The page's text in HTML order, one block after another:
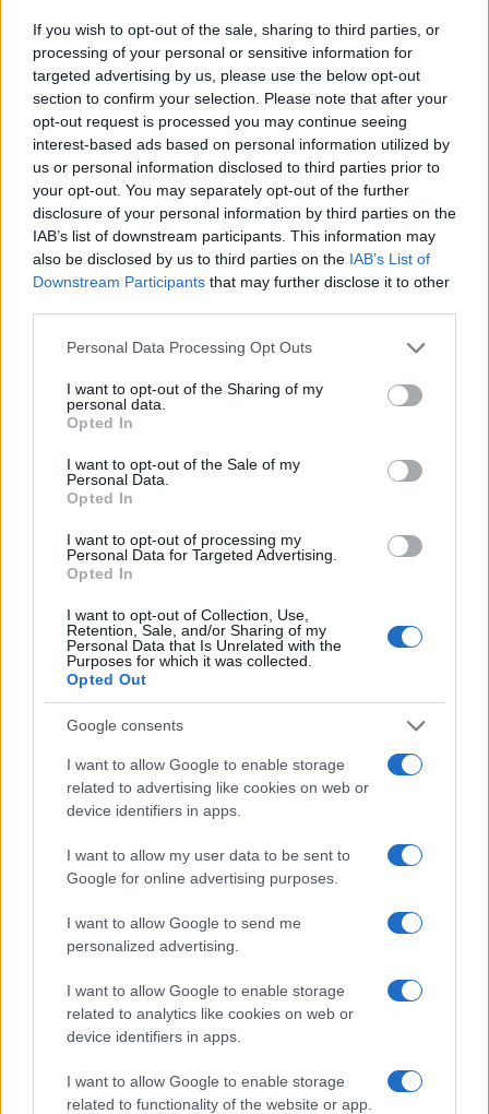
If you wish to opt-out of the sale, sharing to third parties, or
processing of your personal or sensitive information for
targeted advertising by us, please use the below opt-out
section to confirm your selection. Please note that after your
opt-out request is processed you may continue seeing
interest-based ads based on personal information utilized by
us or personal information disclosed to third parties prior to
your opt-out. You may separately opt-out of the further
disclosure of your personal information by third parties on the
IAB’s list of downstream participants. This information may
also be disclosed by us to third parties on the IAB’s List of
Downstream Participants that may further disclose it to other
Please note that this website/app uses one or more Google
not limited to your visit or usage behaviour. You may click to
grant or deny consent to Google and its third-party tags to
use your data for below specified purposes in below Google
consent section.
Personal Data Processing Opt Outs
I want to opt-out of the Sharing of my
personal data.
Opted In
I want to opt-out of the Sale of my
Personal Data.
Opted In
I want to opt-out of processing my
Personal Data for Targeted Advertising.
Opted In
I want to opt-out of Collection, Use,
Retention, Sale, and/or Sharing of my
Personal Data that Is Unrelated with the
Purposes for which it was collected.
Opted Out
Google consents
I want to allow Google to enable storage
related to advertising like cookies on web or
device identifiers in apps.
I want to allow my user data to be sent to
Google for online advertising purposes.
I want to allow Google to send me
personalized advertising.
I want to allow Google to enable storage
related to analytics like cookies on web or
device identifiers in apps.
I want to allow Google to enable storage
related to functionality of the website or app.
Sigue leyendo
El Papel Clave de Jorge Messi en la Carrera y Negocios de
Lionel Messi
CRIPTOMONEDAS
Cotización actual de Bitcoin y principales altcoins en 2026